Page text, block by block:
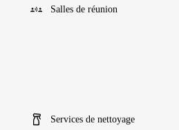
Salles de réunion
Services de nettoyage